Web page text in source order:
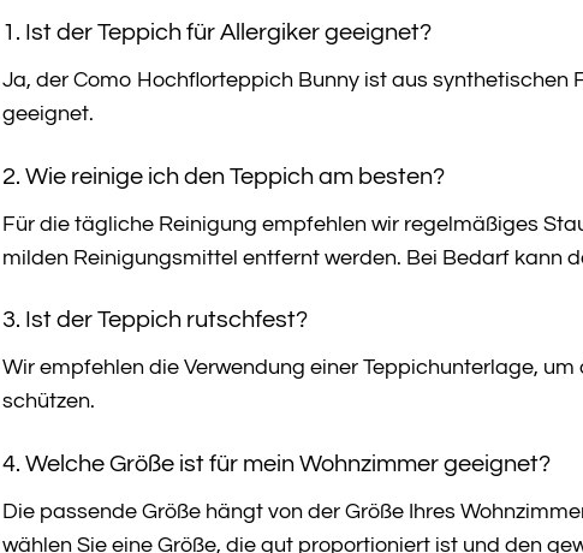
1. Ist der Teppich für Allergiker geeignet?
Ja, der Como Hochflorteppich Bunny ist aus
geeignet.
2. Wie reinige ich den Teppich am besten?
Für die tägliche Reinigung empfehlen wir regelmäßiges
milden Reinigungsmittel entfernt werden. Bei Bedarf kann
3. Ist der Teppich rutschfest?
Wir empfehlen die Verwendung einer Teppichunterlage,
schützen.
4. Welche Größe ist für mein Wohnzimmer geeignet?
Die passende Größe hängt von der Größe Ihres
wählen Sie eine Größe, die gut proportioniert ist und den